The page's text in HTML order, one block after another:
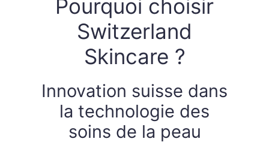
Pourquoi choisir
Switzerland
Skincare ?
Innovation suisse dans
la technologie des
soins de la peau